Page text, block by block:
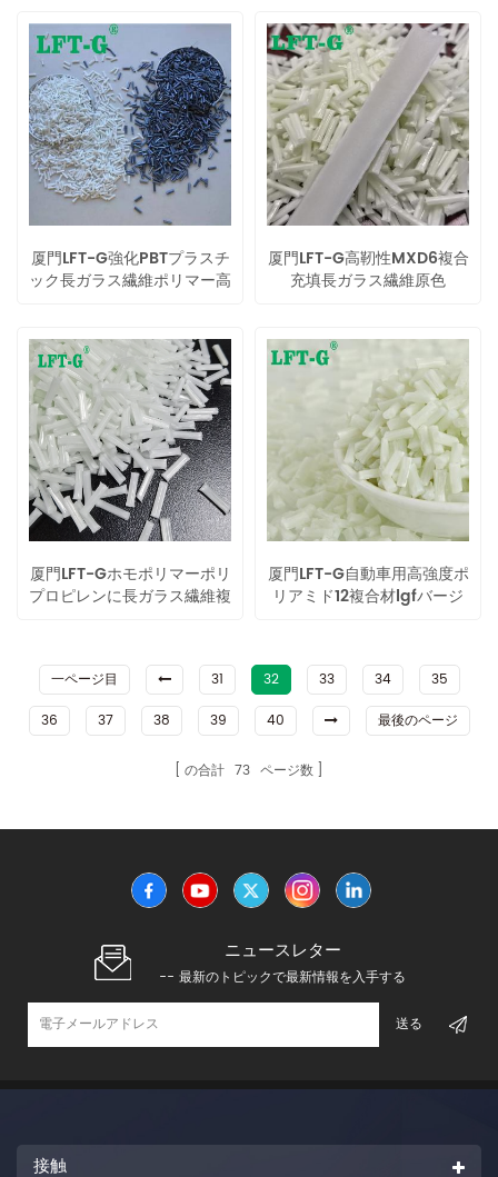
厦門LFT-G強化PBTプラスチ
ック長ガラス繊維ポリマー高
厦門LFT-G高靭性MXD6複合
充填長ガラス繊維原色
厦門LFT-Gホモポリマーポリ
プロピレンに長ガラス繊維複
厦門LFT-G自動車用高強度ポ
リアミド12複合材lgfバージ
一ページ目 31 32 33 34
35
36
37 38 39 40 最後のページ
の合計 73 ページ数
ニュースレター
-- 最新のトピックで最新情報を入手する
接触